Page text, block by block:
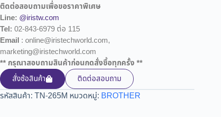
ติดต่อสอบถามเพื่อขอราคาพิเศษ
Line: @iristw.com
Tel: 02-843-6979 ต่อ 115
Email : online@iristechworld.com,
marketing@iristechworld.com
** กรุณาสอบถามสินค้าก่อนกดสั่งซื้อทุกครั้ง **
สั่งซ้อสินค้า
ติดต่อสอบถาม
รหัสสินค้า: TN-265M หมวดหมู่: BROTHER